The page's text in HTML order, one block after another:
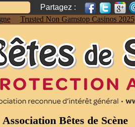
Partagez :
Trusted Non Gamstop Casinos 2025
Association Bêtes de Scène